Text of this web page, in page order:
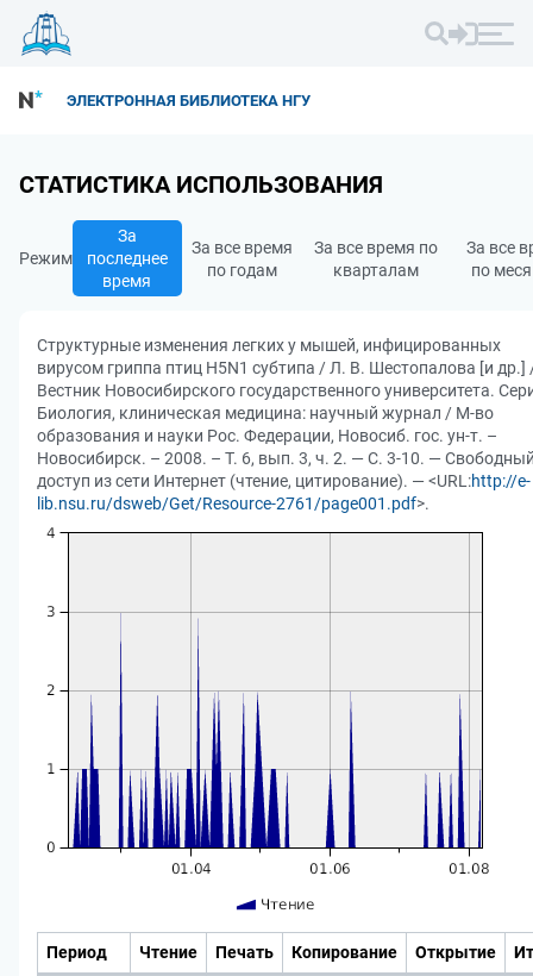
ЭЛЕКТРОННАЯ БИБЛИОТЕКА НГУ
СТАТИСТИКА ИСПОЛЬЗОВАНИЯ
Режим
За
последнее
время
За все время
по годам
За все время по
кварталам
За все
по
Структурные изменения легких у мышей, инфицированных
вирусом гриппа птиц H5N1 субтипа / Л. В. Шестопалова [и др.]
Вестник Новосибирского государственного университета.
Биология, клиническая медицина: научный журнал / М-во
образования и науки Рос. Федерации, Новосиб. гос. ун-т. –
Новосибирск. – 2008. – Т. 6, вып. 3, ч. 2. — С. 3-10. —
доступ из сети Интернет (чтение, цитирование). — <URL:http://e-
lib.nsu.ru/dsweb/Get/Resource-2761/page001.pdf>.
Период Чтение Печать Копирование Открытие